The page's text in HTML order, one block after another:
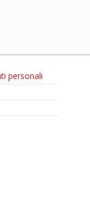
personali